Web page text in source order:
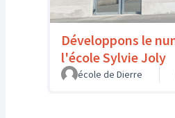
Développons le
l'école Sylvie Joly
école de Dierre